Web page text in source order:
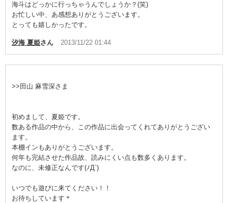
海斗はどっかに行っちゃうんでしょうか？(笑)
お忙しい中、あ感想ありがとうございます。
とっても嬉しかったです。
汐海 夏姫さん 2013/11/22 01:44
>>田山 麻雪深さま
初めまして、夏姫です。
数ある作品の中から、この作品に出会ってくれてありがとうござい
ます。
本棚インもありがとうございます。
何年も完結させた作品故、読みにくい点も数多くあります。
なのに、未修正なんです(ﾉД`)
いつでも遊びに来てください！！
お待ちしています＊